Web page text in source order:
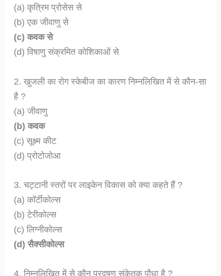
(a) कृत्रिम प्रोसेस से
(b) एक जीवाणु से
(c) कवक से
(d) विषाणु संक्रमित कोशिकाओं से
2. खुजली का रोग स्केबीज का कारण निम्नलिखित में से कौन-सा
है ?
(a) जीवाणु
(b) कवक
(c) सूक्ष्म कीट
(d) प्रोटोजोआ
3. चट्टानी स्तरों पर लाइकेन विकास को क्या कहते हैं ?
(a) कॉर्टीकोल्स
(b) टेरीकोल्स
(c) लिग्नीकोल्स
(d) सैक्सीकोल्स
4. निम्नलिखित में से कौन प्रदूषण संकेतक पौधा है ?